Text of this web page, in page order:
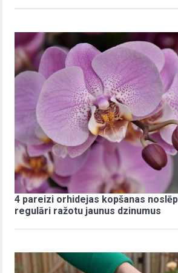
4 pareizi orhidejas kopšanas
regulāri ražotu jaunus dzinumus